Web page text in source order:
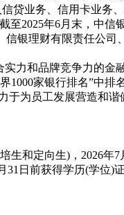
贷业务、信用卡业务
2025年6月末，中信
银理财有限责任公
和品牌竞争力的金
家银行排名”中排名
为员工发展营造和谐
和定向生)，2026年7
日前获得学历(学位)